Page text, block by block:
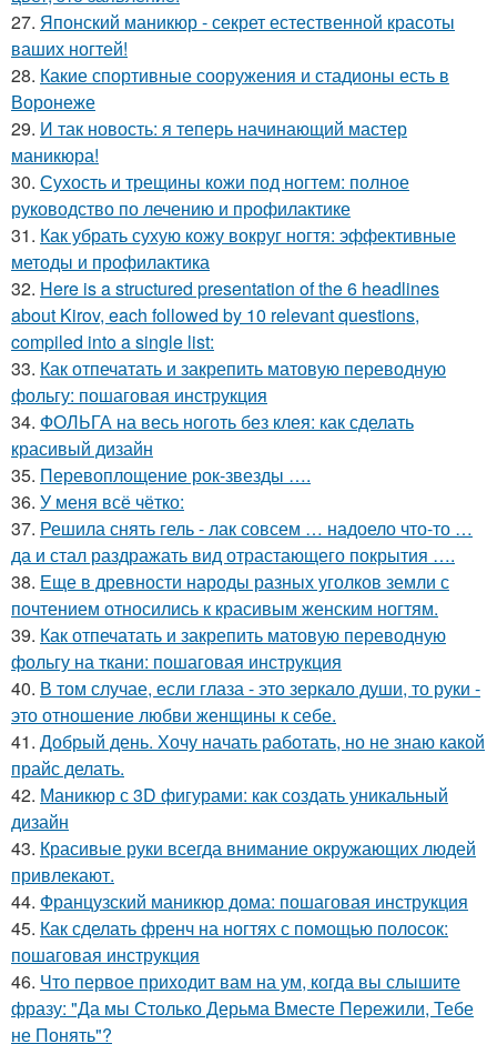
27. Японский маникюр - секрет естественной красоты
ваших ногтей!
28. Какие спортивные сооружения и стадионы есть в
Воронеже
29. И так новость: я теперь начинающий мастер
маникюра!
30. Сухость и трещины кожи под ногтем: полное
руководство по лечению и профилактике
31. Как убрать сухую кожу вокруг ногтя: эффективные
методы и профилактика
32. Here is a structured presentation of the 6 headlines
about Kirov, each followed by 10 relevant questions,
compiled into a single list:
33. Как отпечатать и закрепить матовую переводную
фольгу: пошаговая инструкция
34. ФОЛЬГА на весь ноготь без клея: как сделать
красивый дизайн
35. Перевоплощение рок-звезды ….
36. У меня всё чётко:
37. Решила снять гель - лак совсем … надоело что-то …
да и стал раздражать вид отрастающего покрытия ….
38. Еще в древности народы разных уголков земли с
почтением относились к красивым женским ногтям.
39. Как отпечатать и закрепить матовую переводную
фольгу на ткани: пошаговая инструкция
40. В том случае, если глаза - это зеркало души, то руки -
это отношение любви женщины к себе.
41. Добрый день. Хочу начать работать, но не знаю какой
прайс делать.
42. Маникюр с 3D фигурами: как создать уникальный
дизайн
43. Красивые руки всегда внимание окружающих людей
привлекают.
44. Французский маникюр дома: пошаговая инструкция
45. Как сделать френч на ногтях с помощью полосок:
пошаговая инструкция
46. Что первое приходит вам на ум, когда вы слышите
фразу: "Да мы Столько Дерьма Вместе Пережили, Тебе
не Понять"?